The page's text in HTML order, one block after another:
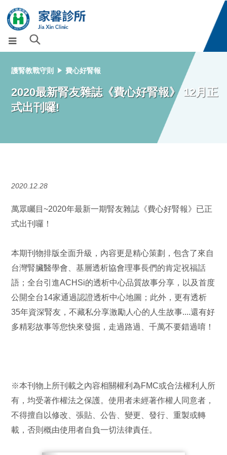
護腎教戰守則 費心好腎報
2020最新腎友雜誌《費心好腎報》 12月正
式出刊囉!
2020.12.28
萬眾矚目~2020年最新一期腎友雜誌《費心好腎報》已正
式出刊囉！
本期刊物排版全面升級，內容更是精心策劃，包含了來自
台灣腎臟醫學會、基層透析協會理事長們的肯定祝福話
語；全台引進ACHSi的透析中心品質故事分享，以及首度
公開全台14家通過認證透析中心地圖；此外，更有透析
35年資深腎友，不藏私分享激勵人心的人生故事....還有好
多精彩故事等您快來發掘，走過路過、千萬不要錯過唷！
※本刊物上所刊載之內容相關權利為FMC或合法權利人所
有，均受著作權法之保護。使用者未經著作權人同意者，
不得擅自以修改、張貼、公告、變更、發行、重製或轉
載，否則概由使用者自負一切法律責任。